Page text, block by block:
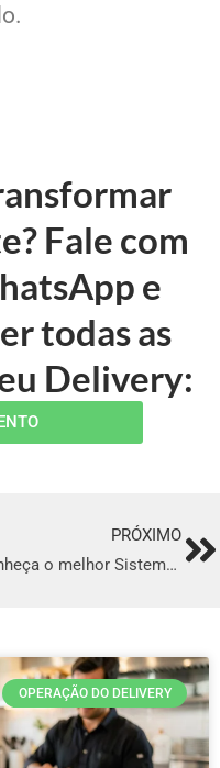
Fale com
e
todas as
Delivery:
PRÓXIMO
Conheça o melhor Sistema para Delivery em Camaçari
OPERAÇÃO DO DELIVERY